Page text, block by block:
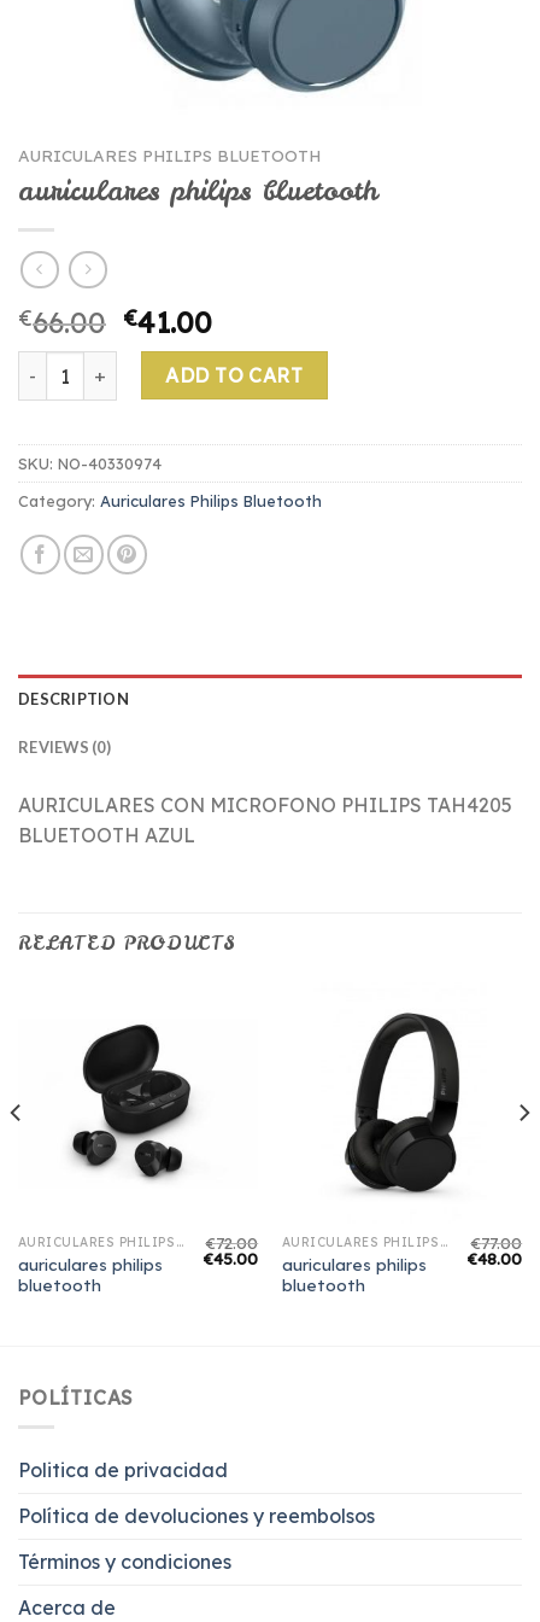
AURICULARES PHILIPS BLUETOOTH
auriculares philips bluetooth
€66.00 €41.00
auriculares philips bluetooth quantity
ADD TO CART
SKU: NO-40330974
Category: Auriculares Philips Bluetooth
DESCRIPTION
REVIEWS (0)
AURICULARES CON MICROFONO PHILIPS TAH4205
BLUETOOTH AZUL
RELATED PRODUCTS
AURICULARES PHILIPS BLUETOOTH
auriculares philips
bluetooth
€72.00
€45.00
AURICULARES PHILIPS BLUETOOTH
auriculares philips
bluetooth
€77.00
€48.00
POLÍTICAS
Politica de privacidad
Política de devoluciones y reembolsos
Términos y condiciones
Acerca de